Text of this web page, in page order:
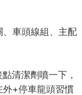
車頭線組、主配
清潔劑噴一下，
外+停車龍頭習慣